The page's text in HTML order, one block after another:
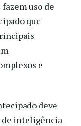
uso de
que
e
deve
de inteligência